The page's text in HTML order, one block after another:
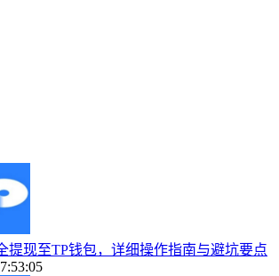
提现至TP钱包，详细操作指南与避坑要点